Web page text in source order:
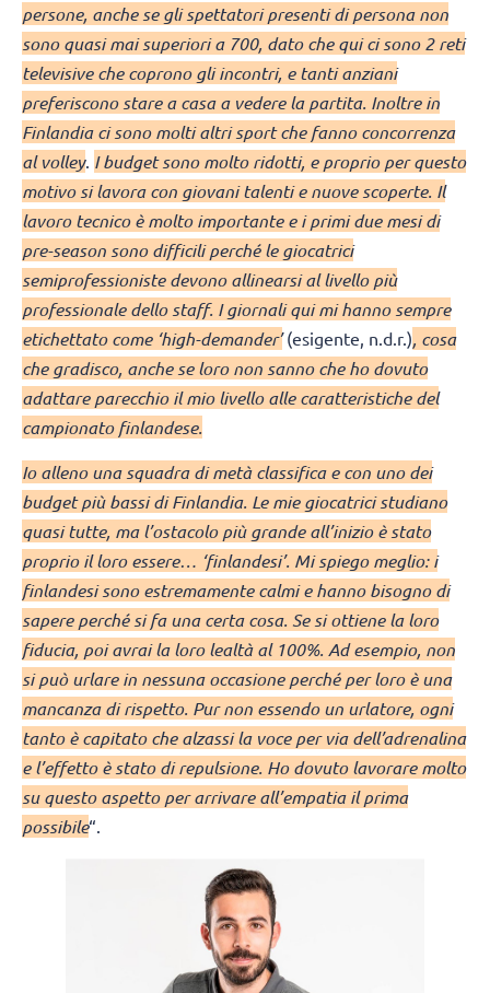
persone, anche se gli spettatori presenti di persona non
sono quasi mai superiori a 700, dato che qui ci sono 2 reti
televisive che coprono gli incontri, e tanti anziani
preferiscono stare a casa a vedere la partita. Inoltre in
Finlandia ci sono molti altri sport che fanno concorrenza
al volley. I budget sono molto ridotti, e proprio per questo
motivo si lavora con giovani talenti e nuove scoperte. Il
lavoro tecnico è molto importante e i primi due mesi di
pre-season sono difficili perché le giocatrici
semiprofessioniste devono allinearsi al livello più
professionale dello staff. I giornali qui mi hanno sempre
etichettato come ‘high-demander’(esigente, n.d.r.), cosa
che gradisco, anche se loro non sanno che ho dovuto
adattare parecchio il mio livello alle caratteristiche del
campionato finlandese.
Io alleno una squadra di metà classifica e con uno dei
budget più bassi di Finlandia. Le mie giocatrici studiano
quasi tutte, ma l’ostacolo più grande all’inizio è stato
proprio il loro essere… ‘finlandesi’. Mi spiego meglio: i
finlandesi sono estremamente calmi e hanno bisogno di
sapere perché si fa una certa cosa. Se si ottiene la loro
fiducia, poi avrai la loro lealtà al 100%. Ad esempio, non
si può urlare in nessuna occasione perché per loro è una
mancanza di rispetto. Pur non essendo un urlatore, ogni
tanto è capitato che alzassi la voce per via dell’adrenalina
e l’effetto è stato di repulsione. Ho dovuto lavorare molto
su questo aspetto per arrivare all’empatia il prima
possibile“.